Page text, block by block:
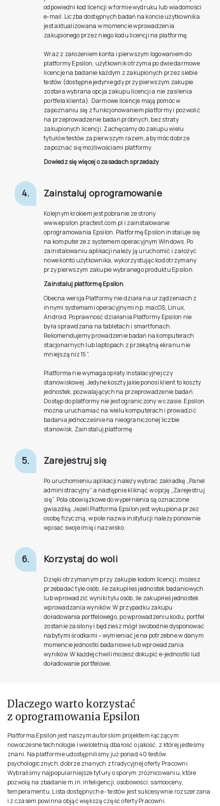
odpowiedni kod licencji w formie wydruku lub wiadomości
e-mail. Liczba dostępnych badań na koncie użytkownika
jest aktualizowana w momencie wprowadzenia
zakupionego przez niego kodu licencji na platformę.
Wraz z założeniem konta i pierwszym logowaniem do
platformy Epsilon, użytkownik otrzyma po dwie darmowe
licencje na badanie każdym z zakupionych przez siebie
testów (dostępne jedynie gdy przy pierwszym zakupie
została wybrana opcja zakupu licencji a nie zasilenia
portfela klienta). Darmowe licencje mają pomóc w
zapoznaniu się z funkcjonowaniem platformy i pozwolić
na przeprowadzenie badań próbnych, bez straty
zakupionych licencji. Zachęcamy do zakupu wielu
tytułów testów za pierwszym razem, aby móc dobrze
zapoznać się możliwościami platformy.
Dowiedz się więcej o zasadach sprzedaży
4. Zainstaluj oprogramowanie
Kolejnym krokiem jest pobranie ze strony
www.epsilon.practest.com.pl i zainstalowanie
oprogramowania Epsilon. Platformę Epsilon instaluje się
na komputerze z systemem operacyjnym Windows. Po
zainstalowaniu aplikacji należy ją uruchomić i założyć
nowe konto użytkownika, wykorzystując kod otrzymany
przy pierwszym zakupie wybranego produktu Epsilon.
Zainstaluj platformę Epsilon
Obecna wersja Platformy nie działa na urządzeniach z
innymi systemami operacyjnymi np. macOS, Linux,
Android. Poprawność działania Platformy Epsilon nie
była sprawdzana na tabletach i smartfonach.
Rekomendujemy prowadzenie badań na komputerach
stacjonarnych lub laptopach z przekątną ekranu nie
mniejszą niż 15”.
Platforma nie wymaga opłaty instalacyjnej czy
stanowiskowej. Jedyne koszty jakie ponosi klient to koszty
jednostek, pozwalających na przeprowadzenie badań.
Dostęp do platformy nie jest ograniczony w czasie. Epsilon
można uruchamiać na wielu komputerach i prowadzić
badania jednocześnie na nieograniczonej liczbie
stanowisk. Zainstaluj platformę
5. Zarejestruj się
Po uruchomieniu aplikacji należy wybrać zakładkę „Panel
administracyjny” a następnie kliknąć w opcję „Zarejestruj
się”. Pola obowiązkowe do wypełnienia są oznaczone
gwiazdką. Jeżeli Platforma Epsilon jest wykupiona przez
osobę fizyczną, w pole nazwa instytucji należy ponownie
wpisać swoje imię i nazwisko.
6. Korzystaj do woli
Dzięki otrzymanym przy zakupie kodom licencji, możesz
przebadać tyle osób, ile zakupiłeś jednostek badaniowych
lub wprowadzić wyniki tylu osób, ile zakupiłeś jednostek
wprowadzania wyników. W przypadku zakupu
doładowania portfelowego, po wprowadzeniu kodu, portfel
zostanie zasilony i będziesz mógł swobodnie dysponować
nabytymi środkami – wymieniać je na potrzebne w danym
momencie jednostki badaniowe lub wprowadzania
wyników. W każdej chwili możesz dokupić e-jednostki lud
doładowanie portfelowe.
Dlaczego warto korzystać
z oprogramowania Epsilon
Platforma Epsilon jest naszym autorskim projektem łączącym
nowoczesne technologie i wieloletnią dbałość o jakość, z której jesteśmy
znani. Na platformie udostępniliśmy już ponad 40 testów
psychologicznych, dobrze znanych z tradycyjnej oferty Pracowni.
Wybraliśmy najpopularniejsze tytuły o sporym zróżnicowaniu, które
pozwolą na zbadanie m.in. inteligencji, osobowości, samooceny,
temperamentu. Lista dostępnych e- testów jest sukcesywnie rozszerzana
i z czasem powinna objąć większą część oferty Pracowni.